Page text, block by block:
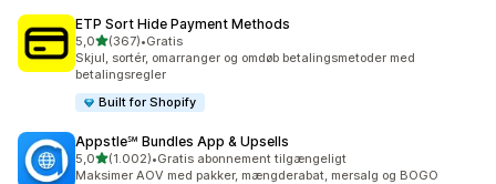
ETP Sort Hide Payment Methods
5,0ud af 5 stjerner
(367)
367 anmeldelser i alt
•Gratis
Skjul, sortér, omarranger og omdøb betalingsmetoder med
betalingsregler
Built for Shopify
Appstle℠ Bundles App & Upsells
5,0ud af 5 stjerner
(1.002)
1002 anmeldelser i alt
•Gratis abonnement tilgængeligt
Maksimer AOV med pakker, mængderabat, mersalg og BOGO